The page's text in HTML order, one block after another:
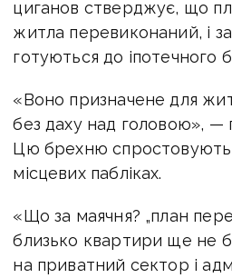
циганов стверджує, що
житла перевиконаний, і
готуються до іпотечного
«Воно призначене для
без даху над головою», —
Цю брехню спростовують
місцевих пабліках.
«Що за маячня? „план
близько квартири ще не
на приватний сектор і